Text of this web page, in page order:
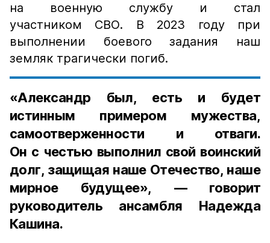
на военную службу и стал
участником СВО. В 2023 году при
выполнении боевого задания наш
земляк трагически погиб.
«Александр был, есть и будет
истинным примером мужества,
самоотверженности и отваги.
Он с честью выполнил свой воинский
долг, защищая наше Отечество, наше
мирное будущее», — говорит
руководитель ансамбля Надежда
Кашина.